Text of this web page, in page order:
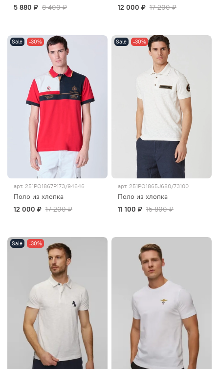
5 880 ₽ 8 400 ₽
12 000 ₽ 17 200 ₽
Sale -30%
арт. 251PO1867P173/94646
Поло из хлопка
12 000 ₽ 17 200 ₽
Sale -30%
арт. 251PO1865J680/73100
Поло из хлопка
11 100 ₽ 15 800 ₽
Sale -30%